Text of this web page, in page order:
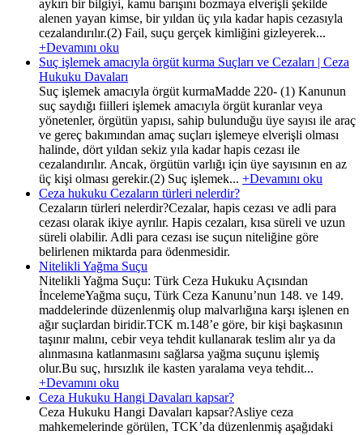
aykırı bir bilgiyi, kamu barışını bozmaya elverişli şekilde
alenen yayan kimse, bir yıldan üç yıla kadar hapis cezasıyla
cezalandırılır.(2) Fail, suçu gerçek kimliğini gizleyerek...
+Devamını oku
Suç işlemek amacıyla örgüt kurma Suçları ve Cezaları | Ceza
Hukuku Davaları
Suç işlemek amacıyla örgüt kurmaMadde 220- (1) Kanunun
suç saydığı fiilleri işlemek amacıyla örgüt kuranlar veya
yönetenler, örgütün yapısı, sahip bulunduğu üye sayısı ile araç
ve gereç bakımından amaç suçları işlemeye elverişli olması
halinde, dört yıldan sekiz yıla kadar hapis cezası ile
cezalandırılır. Ancak, örgütün varlığı için üye sayısının en az
üç kişi olması gerekir.(2) Suç işlemek... +Devamını oku
Ceza hukuku Cezaların türleri nelerdir?
Cezaların türleri nelerdir?Cezalar, hapis cezası ve adli para
cezası olarak ikiye ayrılır. Hapis cezaları, kısa süreli ve uzun
süreli olabilir. Adli para cezası ise suçun niteliğine göre
belirlenen miktarda para ödenmesidir.
Nitelikli Yağma Suçu
Nitelikli Yağma Suçu: Türk Ceza Hukuku Açısından
İncelemeYağma suçu, Türk Ceza Kanunu’nun 148. ve 149.
maddelerinde düzenlenmiş olup malvarlığına karşı işlenen en
ağır suçlardan biridir.TCK m.148’e göre, bir kişi başkasının
taşınır malını, cebir veya tehdit kullanarak teslim alır ya da
alınmasına katlanmasını sağlarsa yağma suçunu işlemiş
olur.Bu suç, hırsızlık ile kasten yaralama veya tehdit...
+Devamını oku
Ceza Hukuku Hangi Davaları kapsar?
Ceza Hukuku Hangi Davaları kapsar?Asliye ceza
mahkemelerinde görülen, TCK’da düzenlenmiş aşağıdaki